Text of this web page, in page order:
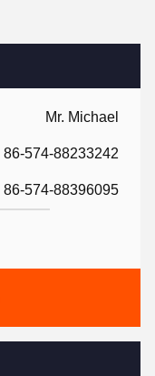
Mr. Michael
86-574-88233242
86-574-88396095